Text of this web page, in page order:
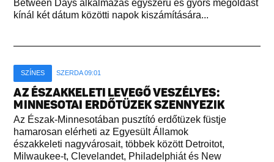
Between Days alkalmazás egyszerű és gyors megoldást
kínál két dátum közötti napok kiszámítására...
SZÍNES SZERDA 09:01
AZ ÉSZAKKELETI LEVEGŐ VESZÉLYES:
MINNESOTAI ERDŐTÜZEK SZENNYEZIK
Az Észak-Minnesotában pusztító erdőtüzek füstje
hamarosan elérheti az Egyesült Államok
északkeleti nagyvárosait, többek között Detroitot,
Milwaukee-t, Clevelandet, Philadelphiát és New